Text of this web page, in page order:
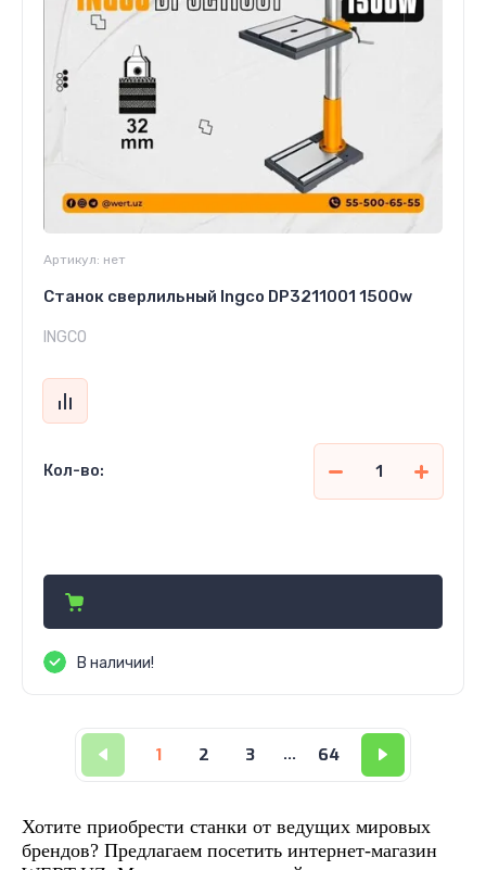
Артикул: нет
Станок сверлильный Ingco DP3211001 1500w
INGCO
Кол-во:
В наличии!
1 2 3 ... 64
Хотите приобрести станки от ведущих мировых
брендов? Предлагаем посетить интернет-магазин